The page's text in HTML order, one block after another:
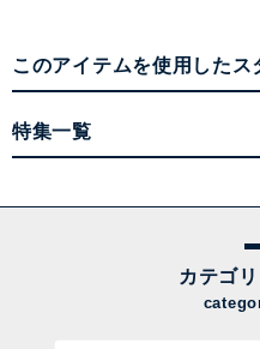
このアイテムを使用したス
特集一覧
カテゴ